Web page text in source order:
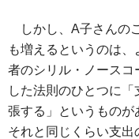
しかし、A子さんの
も増えるというのは
者のシリル・ノース
した法則のひとつに
張する」というものが
それと同じくらい支出